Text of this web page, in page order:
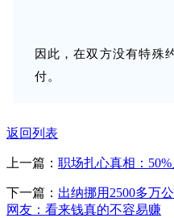
因此，在双方没有特殊
付。
返回列表
上一篇： 职场扎心真相：
下一篇： 出纳挪用2500多万
网友：看来钱真的不容易赚